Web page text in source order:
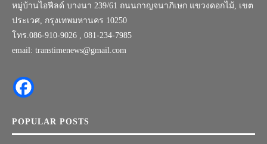
หมู่บ้านไอฟีลด์ บางนา 239/61 ถนนกาญจนาภิเษก แขวงดอกไม้, เขต
ประเวศ, กรุงเทพมหานคร 10250
โทร.086-910-9026 , 081-234-7985
email: transtimenews@gmail.com
POPULAR POSTS